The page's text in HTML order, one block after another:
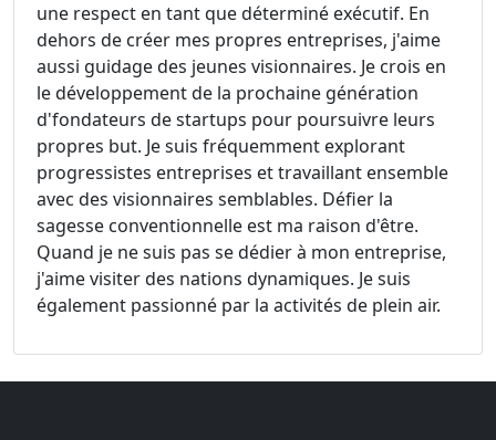
une respect en tant que déterminé exécutif. En
dehors de créer mes propres entreprises, j'aime
aussi guidage des jeunes visionnaires. Je crois en
le développement de la prochaine génération
d'fondateurs de startups pour poursuivre leurs
propres but. Je suis fréquemment explorant
progressistes entreprises et travaillant ensemble
avec des visionnaires semblables. Défier la
sagesse conventionnelle est ma raison d'être.
Quand je ne suis pas se dédier à mon entreprise,
j'aime visiter des nations dynamiques. Je suis
également passionné par la activités de plein air.